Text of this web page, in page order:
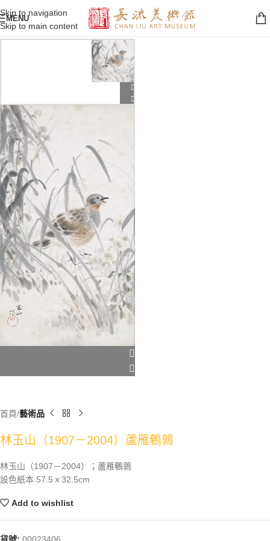
Skip to navigation
Skip to main content
MENU
首頁 藝術品
林玉山（1907－2004）蘆雁鵪鶉
林玉山（1907－2004）；蘆雁鵪鶉
設色紙本 57.5ｘ32.5cm
Add to wishlist
貨號: 00023406